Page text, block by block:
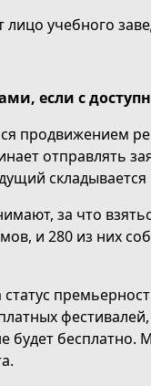
учебного
если с
продвижением
отправлять
складывается
за что
и 280 из них
будет